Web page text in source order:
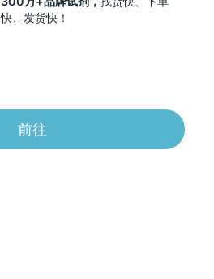
快、发货快！
前往